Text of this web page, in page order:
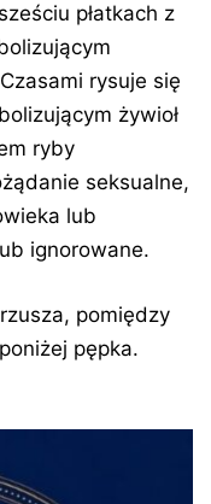
płatkach z
rysuje się
żywioł
ryby
seksualne,
lub
ignorowane.
pomiędzy
pępka.